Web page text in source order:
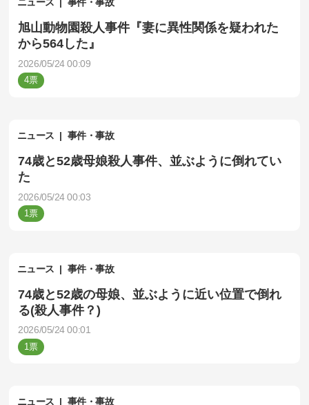
旭山動物園殺人事件『妻に異性関係を疑われた
から564した』
2026/05/24 00:09
4
ニュース 事件・事故
74歳と52歳母娘殺人事件、並ぶように倒れてい
た
2026/05/24 00:03
1
ニュース 事件・事故
74歳と52歳の母娘、並ぶように近い位置で倒れ
る(殺人事件？)
2026/05/24 00:01
1
ニュース 事件・事故